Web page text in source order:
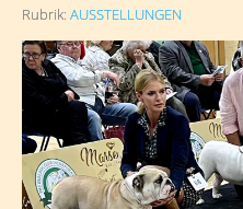
Rubrik: AUSSTELLUNGEN